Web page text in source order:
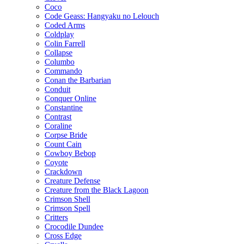
Coco
Code Geass: Hangyaku no Lelouch
Coded Arms
Coldplay
Colin Farrell
Collapse
Columbo
Commando
Conan the Barbarian
Conduit
Conquer Online
Constantine
Contrast
Coraline
Corpse Bride
Count Cain
Cowboy Bebop
Coyote
Crackdown
Creature Defense
Creature from the Black Lagoon
Crimson Shell
Crimson Spell
Critters
Crocodile Dundee
Cross Edge